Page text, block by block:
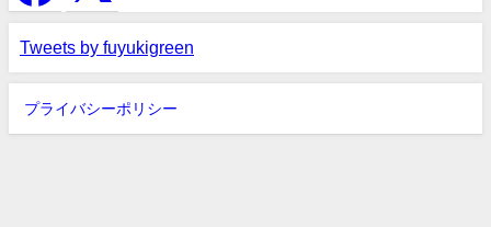
Tweets by fuyukigreen
プライバシーポリシー